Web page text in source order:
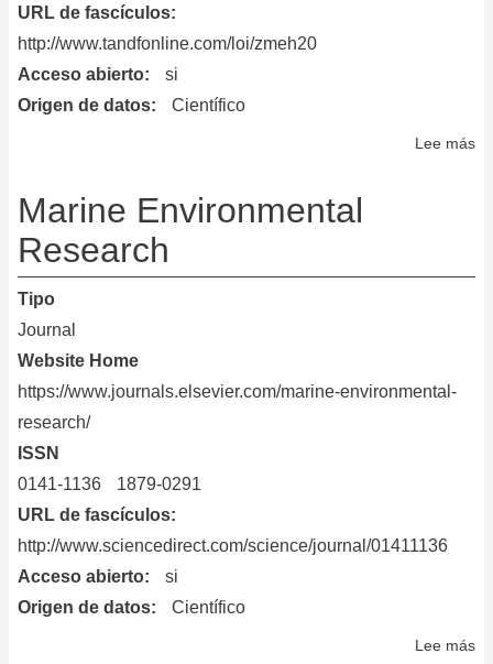
URL de fascículos
http://www.tandfonline.com/loi/zmeh20
Acceso abierto
si
Origen de datos
Científico
Lee más
Marine Environmental
Research
Tipo
Journal
Website Home
https://www.journals.elsevier.com/marine-environmental-
research/
ISSN
0141-1136
1879-0291
URL de fascículos
http://www.sciencedirect.com/science/journal/01411136
Acceso abierto
si
Origen de datos
Científico
Lee más